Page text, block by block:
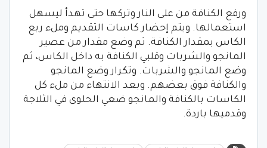
ورفع الكنافة من على النار وتركها حتى تهدأ ليسهل
استعمالها. ويتم إحضار كاسات التقديم وملء ربع
الكاس بمقدار الكنافة. ثم وضع مقدار من عصير
المانجو والشربات وقلبي الكنافة به داخل الكاس، ثم
وضع المانجو والشربات. وتكرار وضع المانجو
والكنافة فوق بعضهم. وبعد الانتهاء من ملء كل
الكاسات بالكنافة والمانجو ضعي الحلوى في الثلاجة
وقدميها باردة.